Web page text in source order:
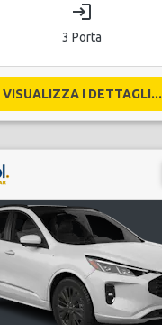
login
3 Porta
VISUALIZZA I DETTAGLI...